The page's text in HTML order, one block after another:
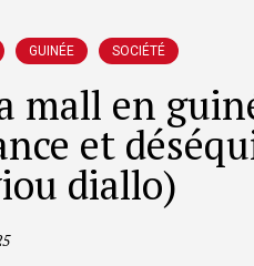
GUINÉE SOCIÉTÉ
mall en
et
diallo)